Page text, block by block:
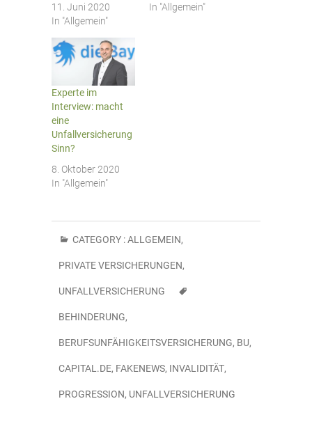
11. Juni 2020
In "Allgemein"
In "Allgemein"
Experte im
Interview: macht
eine
Unfallversicherung
Sinn?
8. Oktober 2020
In "Allgemein"
CATEGORY :ALLGEMEIN,
PRIVATE VERSICHERUNGEN,
UNFALLVERSICHERUNG
BEHINDERUNG,
BERUFSUNFÄHIGKEITSVERSICHERUNG, BU,
CAPITAL.DE, FAKENEWS, INVALIDITÄT,
PROGRESSION, UNFALLVERSICHERUNG